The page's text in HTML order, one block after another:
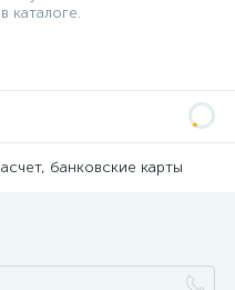
каталоге.
банковские карты